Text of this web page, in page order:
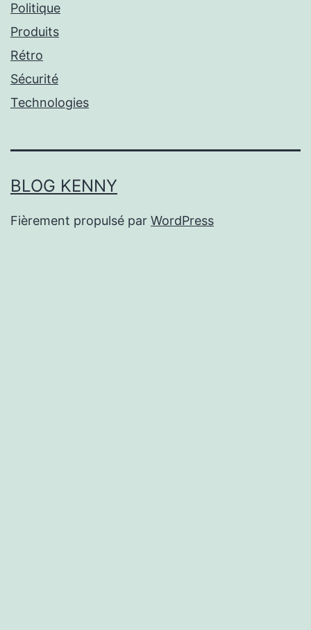
Politique
Produits
Rétro
Sécurité
Technologies
BLOG KENNY
Fièrement propulsé par WordPress